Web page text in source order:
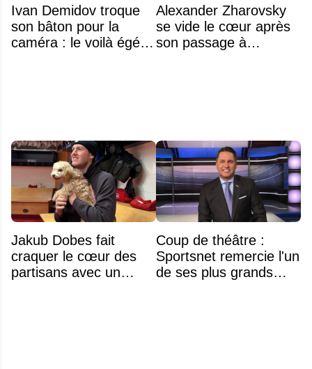
Ivan Demidov troque
son bâton pour la
caméra : le voilà égérie
Alexander Zharovsky
se vide le cœur après
son passage à
Jakub Dobes fait
craquer le cœur des
partisans avec un
Coup de théâtre :
Sportsnet remercie l'un
de ses plus grands